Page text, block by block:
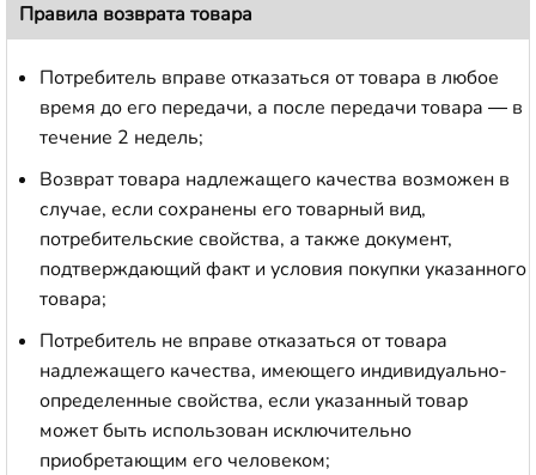
Правила возврата товара
Потребитель вправе отказаться от товара в любое
время до его передачи, а после передачи товара — в
течение 2 недель;
Возврат товара надлежащего качества возможен в
случае, если сохранены его товарный вид,
потребительские свойства, а также документ,
подтверждающий факт и условия покупки указанного
товара;
Потребитель не вправе отказаться от товара
надлежащего качества, имеющего индивидуально-
определенные свойства, если указанный товар
может быть использован исключительно
приобретающим его человеком;